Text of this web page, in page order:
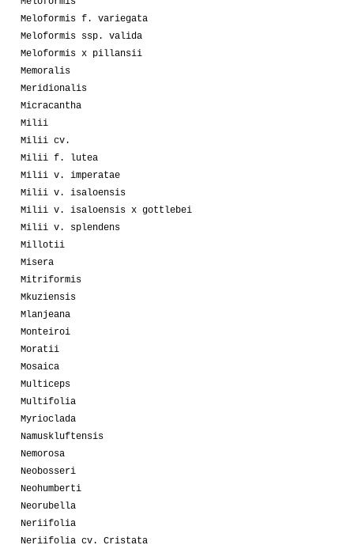
Meloformis f. variegata
Meloformis ssp. valida
Meloformis x pillansii
Memoralis
Meridionalis
Micracantha
Milii
Milii cv.
Milii f. lutea
Milii v. imperatae
Milii v. isaloensis
Milii v. isaloensis x gottlebei
Milii v. splendens
Millotii
Misera
Mitriformis
Mkuziensis
Mlanjeana
Monteiroi
Moratii
Mosaica
Multiceps
Multifolia
Myrioclada
Namuskluftensis
Nemorosa
Neobosseri
Neohumberti
Neorubella
Neriifolia
Neriifolia cv. Cristata